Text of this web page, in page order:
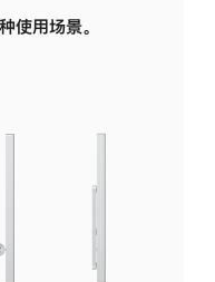
使用场景。